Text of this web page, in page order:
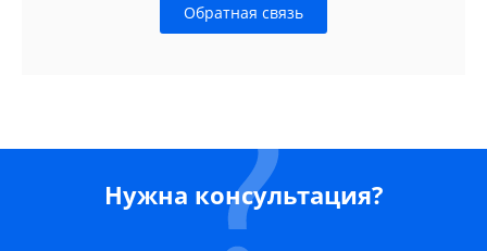
Обратная связь
Нужна консультация?